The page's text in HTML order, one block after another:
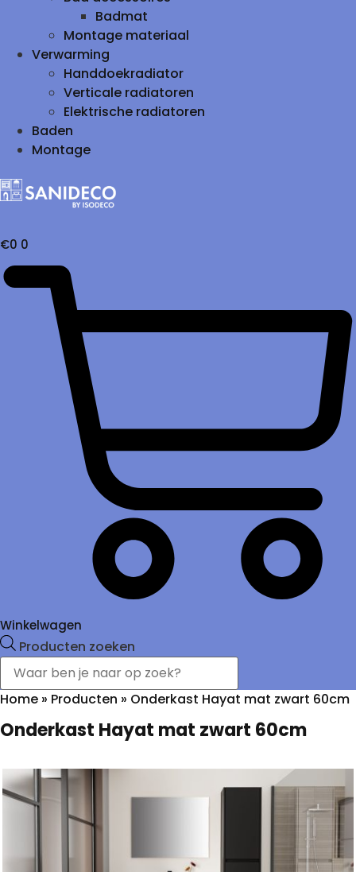
Badmat
Montage materiaal
Verwarming
Handdoekradiator
Verticale radiatoren
Elektrische radiatoren
Baden
Montage
€0 0
Winkelwagen
Producten zoeken
Home » Producten » Onderkast Hayat mat zwart 60cm
Onderkast Hayat mat zwart 60cm